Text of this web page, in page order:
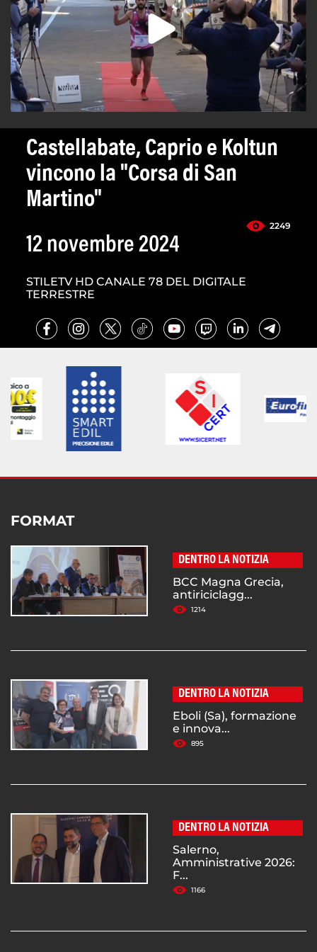
Castellabate, Caprio e Koltun
vincono la "Corsa di San
Martino"
2249
12 novembre 2024
STILETV HD CANALE 78 DEL DIGITALE
TERRESTRE
FORMAT
DENTRO LA NOTIZIA
BCC Magna Grecia,
antiriciclagg...
1214
DENTRO LA NOTIZIA
Eboli (Sa), formazione
e innova...
895
DENTRO LA NOTIZIA
Salerno,
Amministrative 2026:
F...
1166